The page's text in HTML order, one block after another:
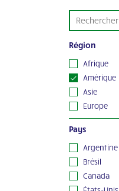
Région
Afrique
Amérique
Asie
Europe
Océanie
Pays
Argentine
Brésil
Canada